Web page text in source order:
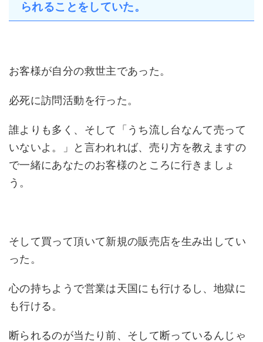
られることをしていた。
お客様が自分の救世主であった。
必死に訪問活動を行った。
誰よりも多く、そして「うち流し台なんて売って
いないよ。」と言われれば、売り方を教えますの
で一緒にあなたのお客様のところに行きましょ
う。
そして買って頂いて新規の販売店を生み出してい
った。
心の持ちようで営業は天国にも行けるし、地獄に
も行ける。
断られるのが当たり前、そして断っているんじゃ